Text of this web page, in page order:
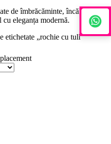
de îmbrăcăminte, încălțăminte
eleganța modernă.
etichetate „rochie cu tull”